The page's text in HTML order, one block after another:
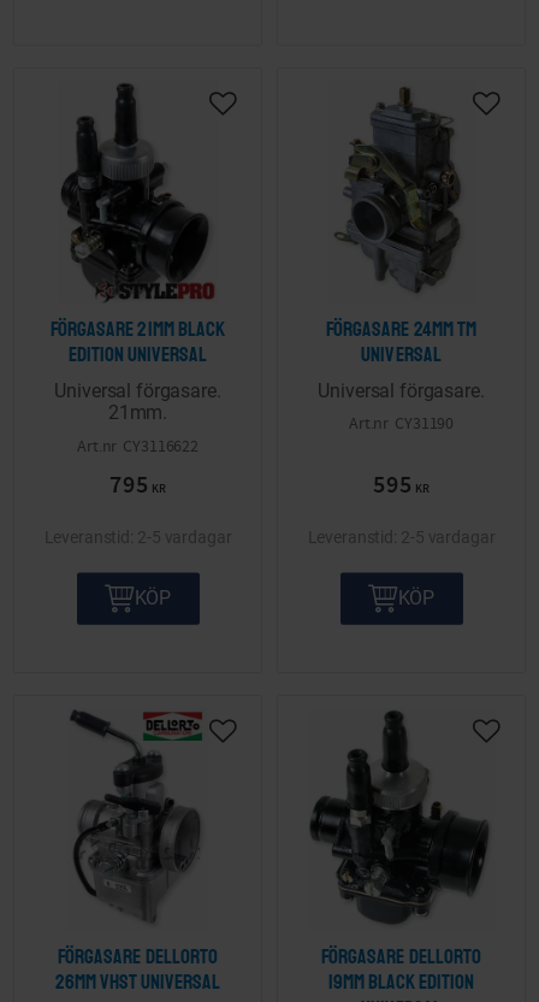
Förgasare 21mm Black
edition Universal
Universal förgasare.
21mm.
CY3116622
795 KR
Lägg till i önskelista
2-5 vardagar
KÖP
Förgasare 24mm TM
Universal
Universal förgasare.
CY31190
595 KR
Lägg
2-5 vardagar
KÖP
Förgasare DellOrto
26mm VHST Universal
Lägg till i önskelista
Förgasare Dellorto
19mm Black edition
Lägg